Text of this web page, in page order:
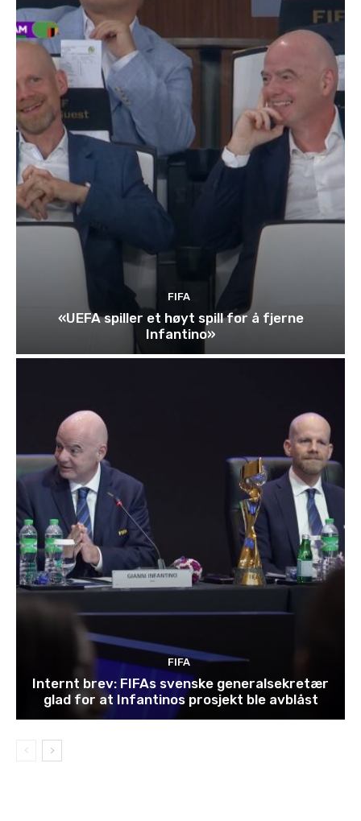
FIFA
«UEFA spiller et høyt spill for å fjerne
Infantino»
FIFA
Internt brev: FIFAs svenske generalsekretær
glad for at Infantinos prosjekt ble avblåst